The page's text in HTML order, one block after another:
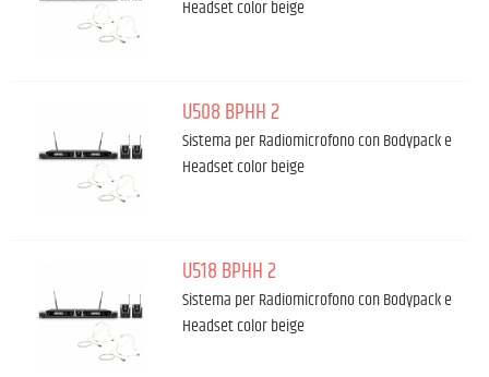
Headset color beige
U508 BPHH 2
Sistema per Radiomicrofono con Bodypack e
Headset color beige
U518 BPHH 2
Sistema per Radiomicrofono con Bodypack e
Headset color beige